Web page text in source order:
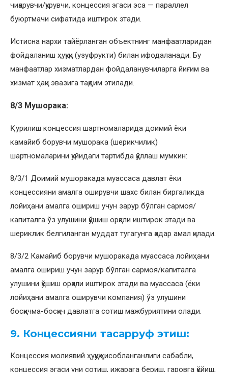
чиқарувчи/қурувчи, концессия эгаси эса — параллел
буюртмачи сифатида иштирок этади.
Истисна нархи тайёрланган объектнинг манфаатларидан
фойдаланиш ҳуқуқи (узуфрукти) билан ифодаланади. Бу
манфаатлар хизматлардан фойдаланувчиларга йиғим ва
хизмат ҳақи эвазига тақдим этилади.
8/3 Мушорака:
Қурилиш концессия шартномаларида доимий ёки
камайиб борувчи мушорака (шерикчилик)
шартномаларини қуйидаги тартибда қўллаш мумкин:
8/3/1 Доимий мушоракада муассаса давлат ёки
концессияни амалга оширувчи шахс билан биргаликда
лойиҳани амалга ошириш учун зарур бўлган сармоя/
капиталга ўз улушини қўшиш орқали иштирок этади ва
шериклик белгиланган муддат тугагунга қадар амал қилади.
8/3/2 Камайиб борувчи мушоракада муассаса лойиҳани
амалга ошириш учун зарур бўлган сармоя/капиталга
улушини қўшиш орқали иштирок этади ва муассаса (ёки
лойиҳани амалга оширувчи компания) ўз улушини
босқичма-босқич давлатга сотиш мажбуриятини олади.
9. Концессияни тасарруф этиш:
Концессия молиявий ҳуқуқ ҳисобланганлиги сабабли,
концессия эгаси уни сотиш, ижарага бериш, гаровга қўйиш,